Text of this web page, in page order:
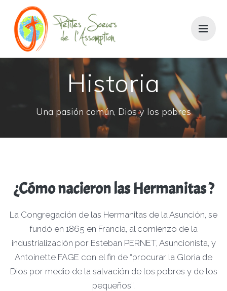
contenido
Historia
Una pasión común, Dios y los pobres
¿Cómo nacieron las Hermanitas ?
La Congregación de las Hermanitas de la Asunción, se
fundó en 1865 en Francia, al comienzo de la
industrialización por Esteban PERNET, Asuncionista, y
Antoinette FAGE con el fin de “procurar la Gloria de
Dios por medio de la salvación de los pobres y de los
pequeños”.